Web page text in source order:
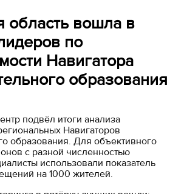
область вошла в
по
Навигатора
образования
подвёл итоги анализа
Навигаторов
образования. Для объективного
с разной численностью
использовали показатель
на 1000 жителей.